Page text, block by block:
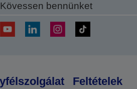
Kövessen bennünket
Feltételek